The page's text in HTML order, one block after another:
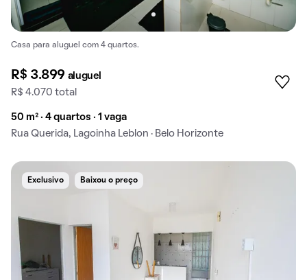
Casa para aluguel com 4 quartos.
R$ 3.899 aluguel
R$ 4.070 total
50 m² · 4 quartos · 1 vaga
Rua Querida, Lagoinha Leblon · Belo Horizonte
Exclusivo Baixou o preço